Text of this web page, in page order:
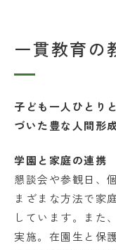
一貫教育の
子ども一人ひとり
づいた豊な人間形
学園と家庭の連携
懇談会や参観日、
まざまな方法で家
しています。また
実施。在園生と保